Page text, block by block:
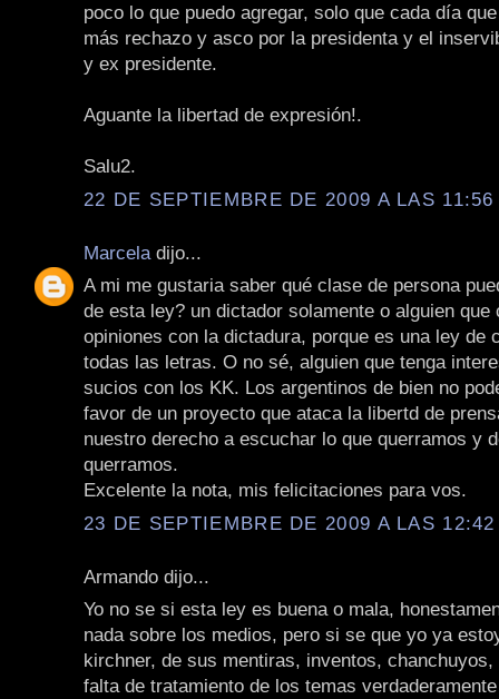
poco lo que puedo agregar, solo que cada día
más rechazo y asco por la presidenta y el
y ex presidente.
Aguante la libertad de expresión!.
Salu2.
22 DE SEPTIEMBRE DE 2009 A LAS 11:56
Marcela dijo...
A mi me gustaria saber qué clase de persona
de esta ley? un dictador solamente o alguien que
opiniones con la dictadura, porque es una ley de
todas las letras. O no sé, alguien que tenga
sucios con los KK. Los argentinos de bien no
favor de un proyecto que ataca la libertd de
nuestro derecho a escuchar lo que querramos y
querramos.
Excelente la nota, mis felicitaciones para vos.
23 DE SEPTIEMBRE DE 2009 A LAS 12:42
Armando dijo...
Yo no se si esta ley es buena o mala,
nada sobre los medios, pero si se que yo ya
kirchner, de sus mentiras, inventos,
falta de tratamiento de los temas